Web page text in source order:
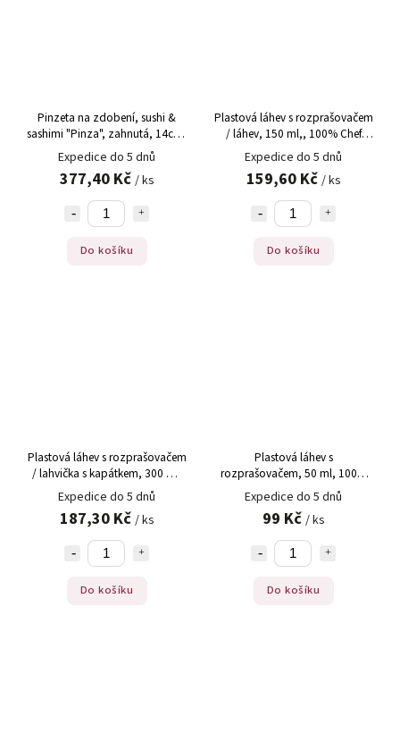
Pinzeta na zdobení, sushi &
sashimi "Pinza", zahnutá, 14cm,
100% Chef (P/34007), 1 ks
Expedice do 5 dnů
377,40 Kč / ks
Do košíku
Plastová láhev s rozprašovačem
/ láhev, 150 ml,, 100% Chef
(130/0012)
Expedice do 5 dnů
159,60 Kč / ks
Do košíku
Plastová láhev s rozprašovačem
/ lahvička s kapátkem, 300 ml,
100% Chef (130/0013)
Expedice do 5 dnů
187,30 Kč / ks
Do košíku
Plastová láhev s
rozprašovačem, 50 ml, 100%
Chef (130/0011)
Expedice do 5 dnů
99 Kč / ks
Do košíku